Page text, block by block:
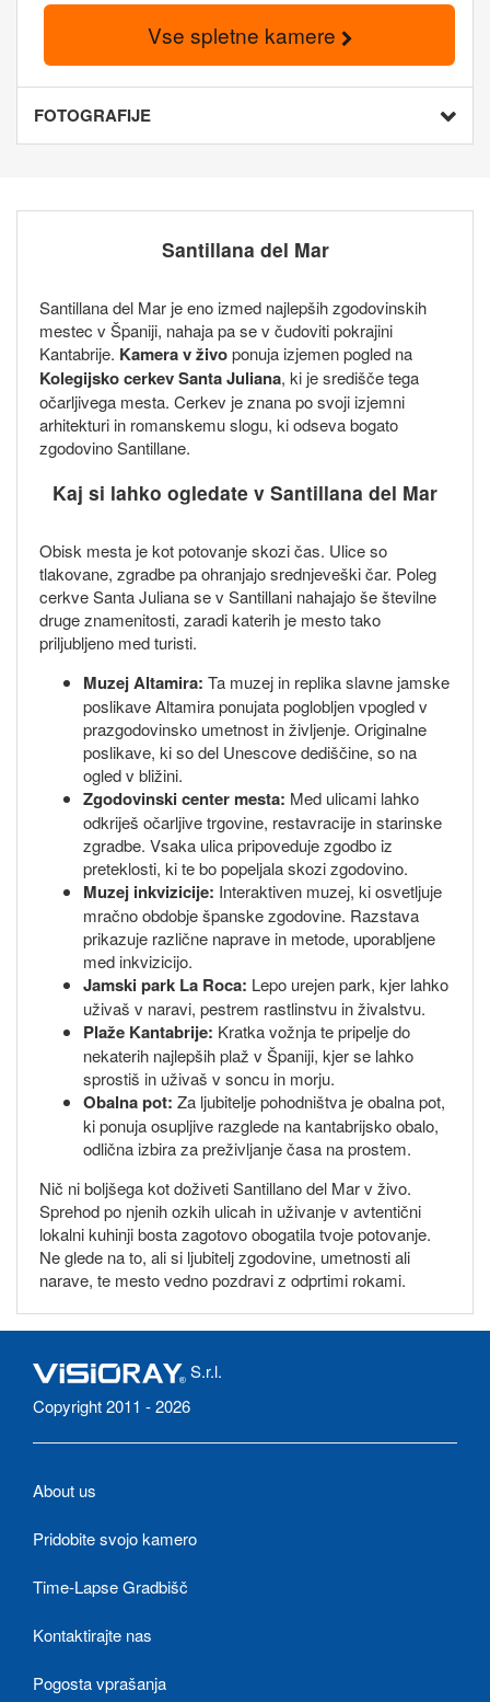
Vse spletne kamere
FOTOGRAFIJE
Santillana del Mar
Santillana del Mar je eno izmed najlepših zgodovinskih
mestec v Španiji, nahaja pa se v čudoviti pokrajini
Kantabrije. Kamera v živoponuja izjemen pogled na
Kolegijsko cerkev Santa Juliana, ki je središče tega
očarljivega mesta. Cerkev je znana po svoji izjemni
arhitekturi in romanskemu slogu, ki odseva bogato
zgodovino Santillane.
Kaj si lahko ogledate v Santillana del Mar
Obisk mesta je kot potovanje skozi čas. Ulice so
tlakovane, zgradbe pa ohranjajo srednjeveški čar. Poleg
cerkve Santa Juliana se v Santillani nahajajo še številne
druge znamenitosti, zaradi katerih je mesto tako
priljubljeno med turisti.
Muzej Altamira: Ta muzej in replika slavne jamske
poslikave Altamira ponujata poglobljen vpogled v
prazgodovinsko umetnost in življenje. Originalne
poslikave, ki so del Unescove dediščine, so na
ogled v bližini.
Zgodovinski center mesta: Med ulicami lahko
odkriješ očarljive trgovine, restavracije in starinske
zgradbe. Vsaka ulica pripoveduje zgodbo iz
preteklosti, ki te bo popeljala skozi zgodovino.
Muzej inkvizicije: Interaktiven muzej, ki osvetljuje
mračno obdobje španske zgodovine. Razstava
prikazuje različne naprave in metode, uporabljene
med inkvizicijo.
Jamski park La Roca: Lepo urejen park, kjer lahko
uživaš v naravi, pestrem rastlinstvu in živalstvu.
Plaže Kantabrije: Kratka vožnja te pripelje do
nekaterih najlepših plaž v Španiji, kjer se lahko
sprostiš in uživaš v soncu in morju.
Obalna pot: Za ljubitelje pohodništva je obalna pot,
ki ponuja osupljive razglede na kantabrijsko obalo,
odlična izbira za preživljanje časa na prostem.
Nič ni boljšega kot doživeti Santillano del Mar v živo.
Sprehod po njenih ozkih ulicah in uživanje v avtentični
lokalni kuhinji bosta zagotovo obogatila tvoje potovanje.
Ne glede na to, ali si ljubitelj zgodovine, umetnosti ali
narave, te mesto vedno pozdravi z odprtimi rokami.
S.r.l.
Copyright 2011 - 2026
About us
Pridobite svojo kamero
Time-Lapse Gradbišč
Kontaktirajte nas
Pogosta vprašanja